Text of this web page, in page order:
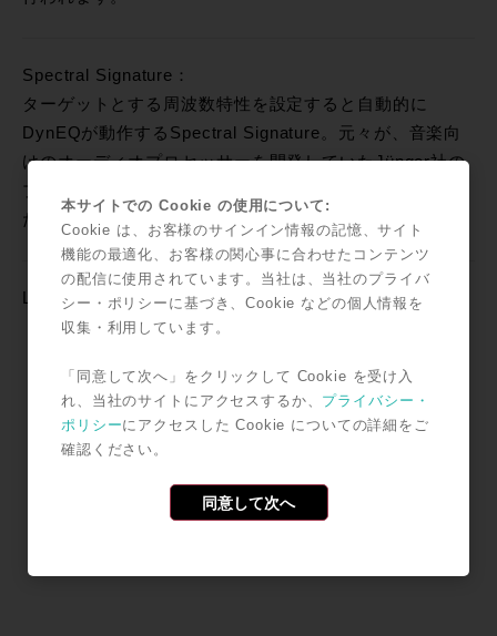
Spectral Signature：
ターゲットとする周波数特性を設定すると自動的に
DynEQが動作するSpectral Signature。元々が、音楽向
けのオーディオプロセッサーを開発していたJünger社の
プロダクト。ヨーロッパのクラシック録音の現場で培っ
たサウンドに対する高い技術力がここでも光ります。
Lebel Magic徹底解説MOVIE（暫定版・英語のみ）
本サイトでの Cookie の使用について:
Cookie は、お客様のサインイン情報の記憶、サイト
機能の最適化、お客様の関心事に合わせたコンテンツ
の配信に使用されています。当社は、当社のプライバ
シー・ポリシーに基づき、Cookie などの個人情報を
収集・利用しています。
「同意して次へ」をクリックして Cookie を受け入
れ、当社のサイトにアクセスするか、 プライバシー・
ポリシーにアクセスした Cookie についての詳細をご
確認ください。
同意して次へ